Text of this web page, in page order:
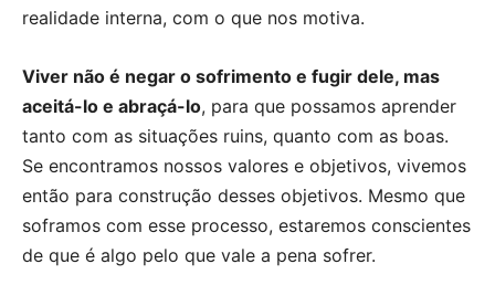
realidade interna, com o que nos motiva.
Viver não é negar o sofrimento e fugir dele, mas
aceitá-lo e abraçá-lo, para que possamos aprender
tanto com as situações ruins, quanto com as boas.
Se encontramos nossos valores e objetivos, vivemos
então para construção desses objetivos. Mesmo que
soframos com esse processo, estaremos conscientes
de que é algo pelo que vale a pena sofrer.